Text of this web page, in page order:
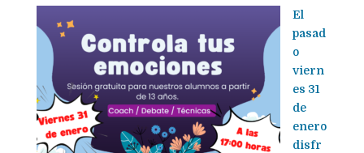
El
pasad
o
viern
es 31
de
enero
disfr